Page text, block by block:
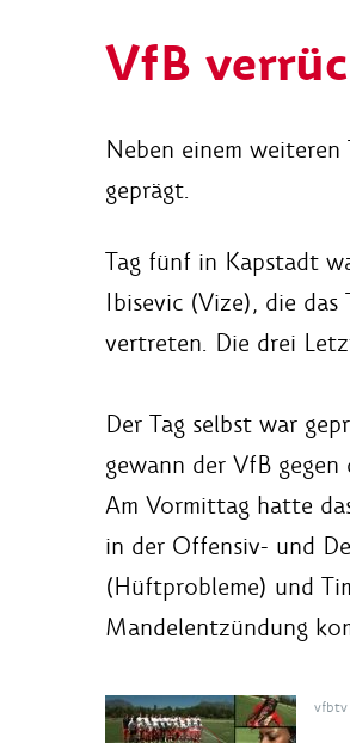
VfB
Neben einem
geprägt.
Tag fünf in Kapstadt
Ibisevic (Vize), die
vertreten. Die drei
Der Tag selbst war
gewann der VfB
Am Vormittag hatte
in der Offensiv- und
(Hüftprobleme) und
Mandelentzündung
vfbtv